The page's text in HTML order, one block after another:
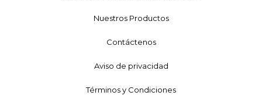
Nuestros Productos
Contáctenos
Aviso de privacidad
Términos y Condiciones